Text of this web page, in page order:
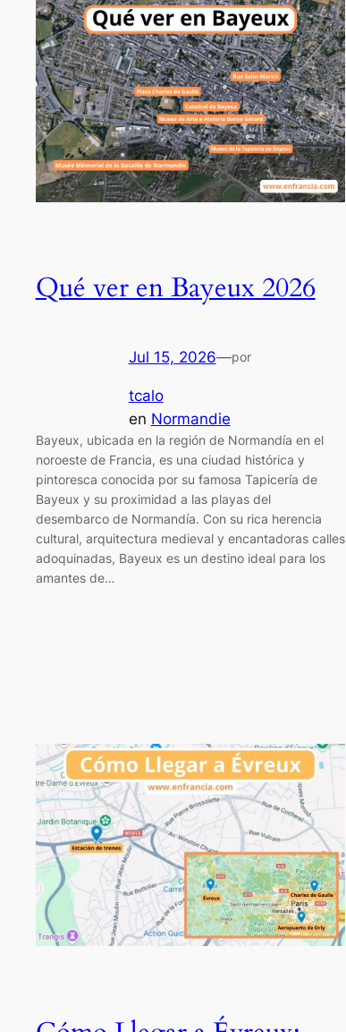
Qué ver en Bayeux 2026
Jul 15, 2026—por
tcalo
en Normandie
Bayeux, ubicada en la región de Normandía en el
noroeste de Francia, es una ciudad histórica y
pintoresca conocida por su famosa Tapicería de
Bayeux y su proximidad a las playas del
desembarco de Normandía. Con su rica herencia
cultural, arquitectura medieval y encantadoras calles
adoquinadas, Bayeux es un destino ideal para los
amantes de…